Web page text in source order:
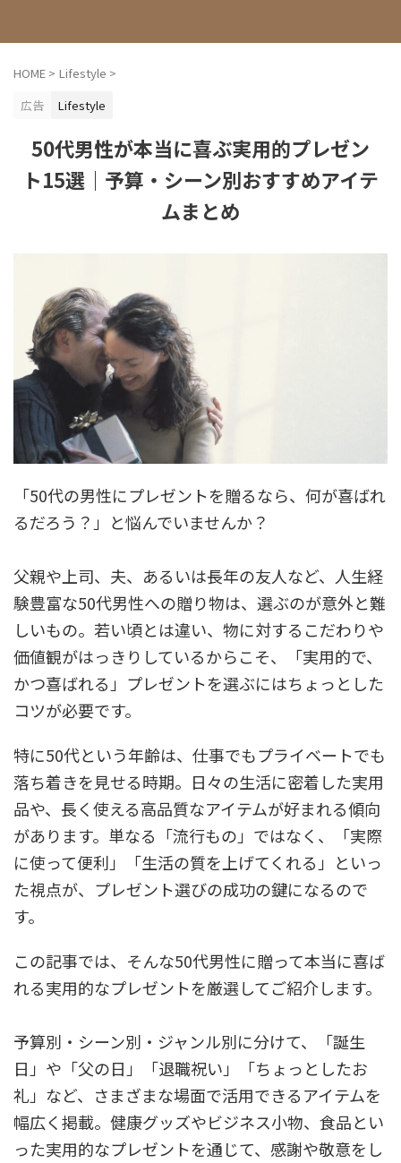
HOME > Lifestyle >
広告
Lifestyle
50代男性が本当に喜ぶ実用的プレゼン
ト15選｜予算・シーン別おすすめアイテ
ムまとめ
「50代の男性にプレゼントを贈るなら、何が喜ばれ
るだろう？」と悩んでいませんか？
父親や上司、夫、あるいは長年の友人など、人生経
験豊富な50代男性への贈り物は、選ぶのが意外と難
しいもの。若い頃とは違い、物に対するこだわりや
価値観がはっきりしているからこそ、「実用的で、
かつ喜ばれる」プレゼントを選ぶにはちょっとした
コツが必要です。
特に50代という年齢は、仕事でもプライベートでも
落ち着きを見せる時期。日々の生活に密着した実用
品や、長く使える高品質なアイテムが好まれる傾向
があります。単なる「流行もの」ではなく、「実際
に使って便利」「生活の質を上げてくれる」といっ
た視点が、プレゼント選びの成功の鍵になるので
す。
この記事では、そんな50代男性に贈って本当に喜ば
れる実用的なプレゼントを厳選してご紹介します。
予算別・シーン別・ジャンル別に分けて、「誕生
日」や「父の日」「退職祝い」「ちょっとしたお
礼」など、さまざまな場面で活用できるアイテムを
幅広く掲載。健康グッズやビジネス小物、食品とい
った実用的なプレゼントを通じて、感謝や敬意をし